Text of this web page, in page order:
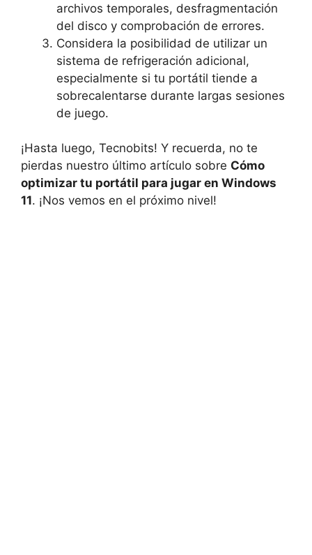
archivos temporales, desfragmentación
del disco y comprobación de errores.
Considera la posibilidad de utilizar un
sistema‌ de refrigeración adicional,
especialmente si tu portátil tiende a
sobrecalentarse durante largas sesiones
de juego.
¡Hasta ​luego, Tecnobits! Y recuerda, no te​
pierdas nuestro último artículo sobre Cómo
optimizar tu portátil para jugar en Windows
11. ¡Nos vemos en ⁣el próximo nivel!